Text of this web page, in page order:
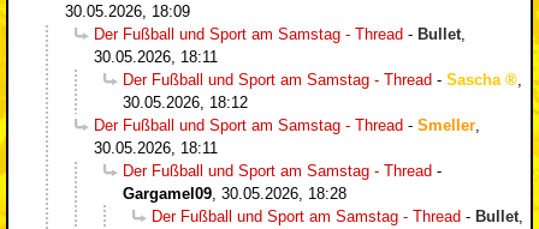
30.05.2026, 18:09
Der Fußball und Sport am Samstag - Thread - Bullet,
30.05.2026, 18:11
Der Fußball und Sport am Samstag - Thread - Sascha
,
30.05.2026, 18:12
Der Fußball und Sport am Samstag - Thread - Smeller,
30.05.2026, 18:11
Der Fußball und Sport am Samstag - Thread -
Gargamel09, 30.05.2026, 18:28
Der Fußball und Sport am Samstag - Thread - Bullet,